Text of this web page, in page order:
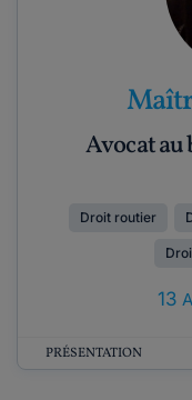
Avocat au
Droit routier
13
PRÉSENTATION